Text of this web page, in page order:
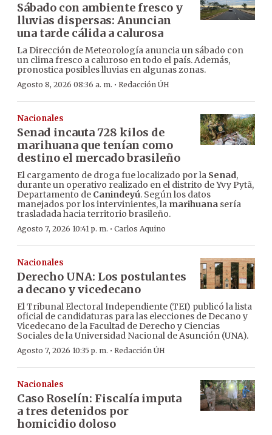
Sábado con ambiente fresco y
lluvias dispersas: Anuncian
una tarde cálida a calurosa
La Dirección de Meteorología anuncia un sábado con
un clima fresco a caluroso en todo el país. Además,
pronostica posibles lluvias en algunas zonas.
Agosto 8, 2026 08:36 a. m. · Redacción ÚH
Nacionales
Senad incauta 728 kilos de
marihuana que tenían como
destino el mercado brasileño
El cargamento de droga fue localizado por la Senad,
durante un operativo realizado en el distrito de Yvy Pytã,
Departamento de Canindeyú. Según los datos
manejados por los intervinientes, la marihuana sería
trasladada hacia territorio brasileño.
Agosto 7, 2026 10:41 p. m. · Carlos Aquino
Nacionales
Derecho UNA: Los postulantes
a decano y vicedecano
El Tribunal Electoral Independiente (TEI) publicó la lista
oficial de candidaturas para las elecciones de Decano y
Vicedecano de la Facultad de Derecho y Ciencias
Sociales de la Universidad Nacional de Asunción (UNA).
Agosto 7, 2026 10:35 p. m. · Redacción ÚH
Nacionales
Caso Roselín: Fiscalía imputa
a tres detenidos por
homicidio doloso